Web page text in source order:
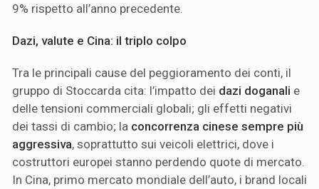
9% rispetto all’anno precedente.
Dazi, valute e Cina: il triplo colpo
Tra le principali cause del peggioramento dei conti, il
gruppo di Stoccarda cita: l’impatto dei dazi doganali e
delle tensioni commerciali globali; gli effetti negativi
dei tassi di cambio; la concorrenza cinese sempre più
aggressiva, soprattutto sui veicoli elettrici, dove i
costruttori europei stanno perdendo quote di mercato.
In Cina, primo mercato mondiale dell’auto, i brand locali